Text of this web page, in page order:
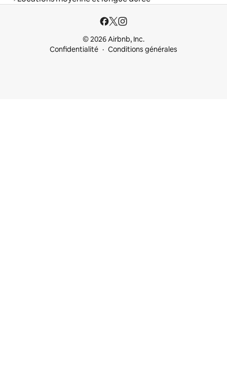
© 2026 Airbnb, Inc.
Confidentialité
Conditions générales